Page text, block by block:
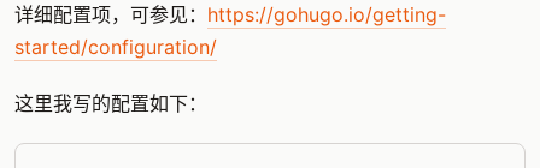
详细配置项，可参见： https://gohugo.io/getting-
started/configuration/
这里我写的配置如下：